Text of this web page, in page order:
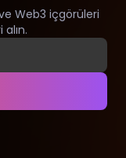
Web3 içgörüleri